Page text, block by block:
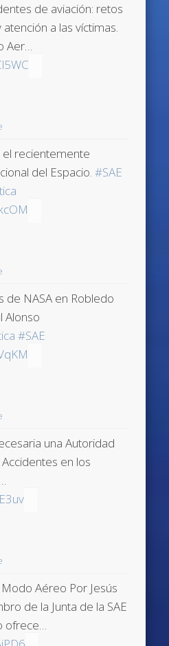
de aviación: retos
a las víctimas.
Aer…
el recientemente
del Espacio.#SAE
de NASA en Robledo
Alonso
#SAE
una Autoridad
en los
…
Aéreo Por Jesús
de la Junta de la SAE
ofrece…